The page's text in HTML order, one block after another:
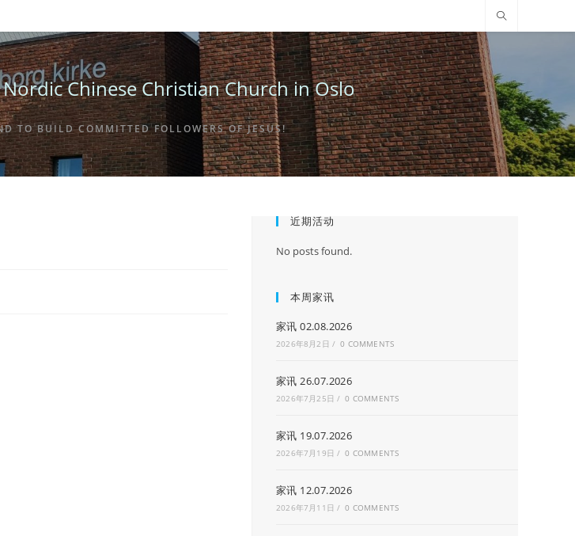
Chinese Christian Church in Oslo
TO BUILD COMMITTED FOLLOWERS OF JESUS!
近期活动
No posts found.
本周家讯
家讯 02.08.2026
2026年8月2日 / 0 COMMENTS
家讯 26.07.2026
2026年7月25日 / 0 COMMENTS
家讯 19.07.2026
2026年7月19日 / 0 COMMENTS
家讯 12.07.2026
2026年7月11日 / 0 COMMENTS